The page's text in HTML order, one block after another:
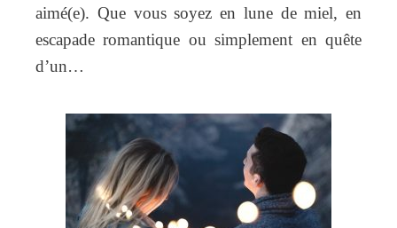
aimé(e). Que vous soyez en lune de miel, en
escapade romantique ou simplement en quête
d’un…